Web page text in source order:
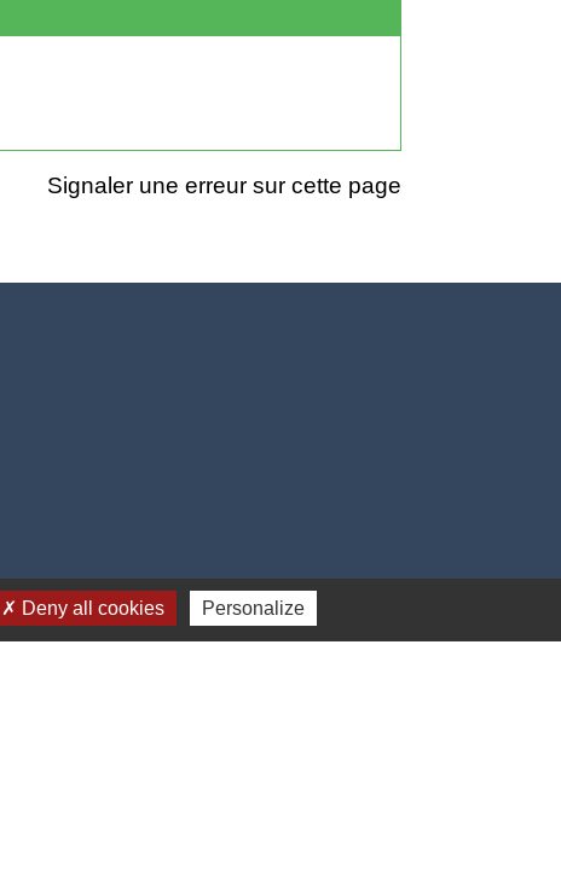
Signaler une erreur sur cette page
Deny all cookies Personalize